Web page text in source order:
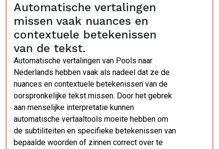
Automatische vertalingen
missen vaak nuances en
contextuele betekenissen
van de tekst.
Automatische vertalingen van Pools naar
Nederlands hebben vaak als nadeel dat ze de
nuances en contextuele betekenissen van de
oorspronkelijke tekst missen. Door het gebrek
aan menselijke interpretatie kunnen
automatische vertaaltools moeite hebben om
de subtiliteiten en specifieke betekenissen van
bepaalde woorden of zinnen correct over te